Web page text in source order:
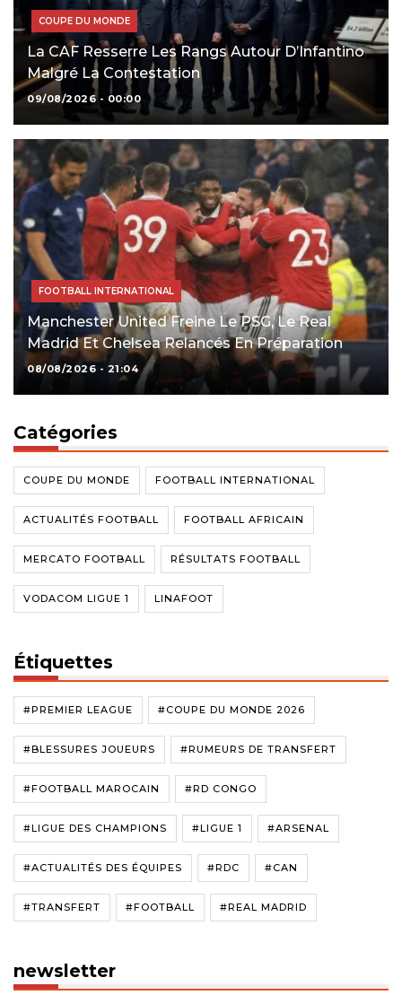
COUPE DU MONDE
La CAF Resserre Les Rangs Autour D’Infantino
Malgré La Contestation
09/08/2026 - 00:00
FOOTBALL INTERNATIONAL
Manchester United Freine Le PSG, Le Real
Madrid Et Chelsea Relancés En Préparation
08/08/2026 - 21:04
Catégories
COUPE DU MONDE FOOTBALL INTERNATIONAL
ACTUALITÉS FOOTBALL FOOTBALL AFRICAIN
MERCATO FOOTBALL RÉSULTATS FOOTBALL
VODACOM LIGUE 1 LINAFOOT
Étiquettes
#PREMIER LEAGUE #COUPE DU MONDE 2026
#BLESSURES JOUEURS #RUMEURS DE TRANSFERT
#FOOTBALL MAROCAIN #RD CONGO
#LIGUE DES CHAMPIONS #LIGUE 1 #ARSENAL
#ACTUALITÉS DES ÉQUIPES #RDC #CAN
#TRANSFERT #FOOTBALL #REAL MADRID
newsletter